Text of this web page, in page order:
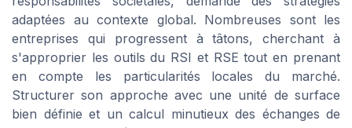
adaptées au contexte global. Nombreuses sont les
entreprises qui progressent à tâtons, cherchant à
s'approprier les outils du RSI et RSE tout en prenant
en compte les particularités locales du marché.
Structurer son approche avec une unité de surface
bien définie et un calcul minutieux des échanges de